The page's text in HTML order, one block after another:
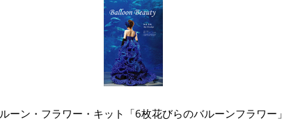
ーン・フラワー・キット「6枚花びらのバルーンフラワー」